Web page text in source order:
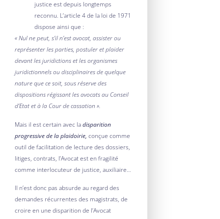
justice est depuis longtemps
reconnu. L’article 4 de la loi de 1971
dispose ainsi que :
« Nul ne peut, s’il n’est avocat, assister ou
représenter les parties, postuler et plaider
devant les juridictions et les organismes
juridictionnels ou disciplinaires de quelque
nature que ce soit, sous réserve des
dispositions régissant les avocats au Conseil
d’Etat et à la Cour de cassation ».
Mais il est certain avec la disparition
progressive de la plaidoirie, conçue comme
outil de facilitation de lecture des dossiers,
litiges, contrats, l’Avocat est en fragilité
comme interlocuteur de justice, auxiliaire…
Il n’est donc pas absurde au regard des
demandes récurrentes des magistrats, de
croire en une disparition de l’Avocat